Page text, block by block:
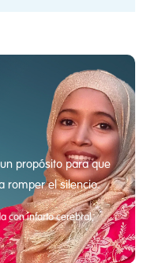
propósito para que
romper el silencio.
con infarto cerebral,